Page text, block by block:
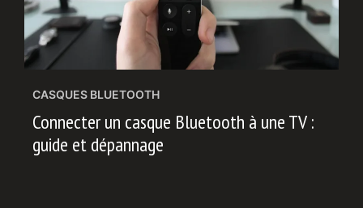
CASQUES BLUETOOTH
Connecter un casque Bluetooth à une TV :
guide et dépannage